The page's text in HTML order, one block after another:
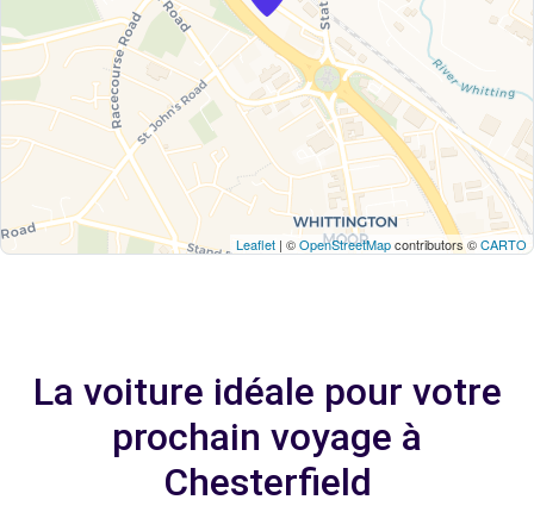
Leaflet | ©OpenStreetMapcontributors ©CARTO
La voiture idéale pour votre
prochain voyage à
Chesterfield